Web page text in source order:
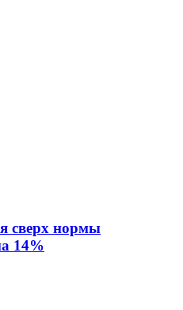
сверх нормы
14%